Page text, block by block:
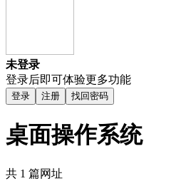
未登录
登录后即可体验更多功能
登录 注册 找回密码
桌面操作系统
共 1 篇网址